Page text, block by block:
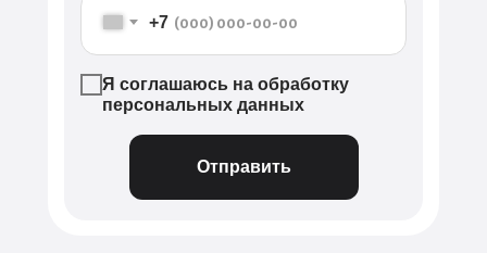
+7
Я соглашаюсь на обработку
персональных данных
Отправить